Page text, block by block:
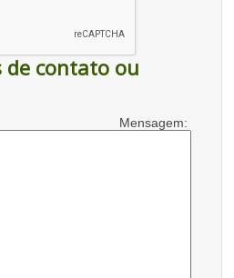
de contato ou
Mensagem: